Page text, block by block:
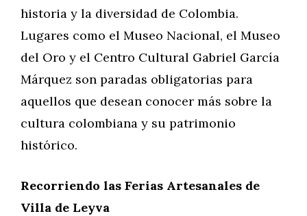
historia y la diversidad de Colombia.
Lugares como el Museo Nacional, el Museo
del Oro y el Centro Cultural Gabriel García
Márquez son paradas obligatorias para
aquellos que desean conocer más sobre la
cultura colombiana y su patrimonio
histórico.
Recorriendo las Ferias Artesanales de
Villa de Leyva